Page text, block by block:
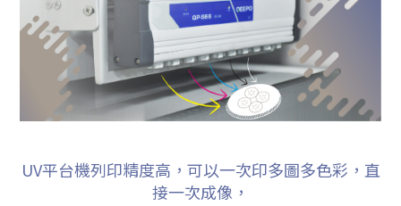
UV平台機列印精度高，可以一次印多圖多色彩，直
接一次成像，